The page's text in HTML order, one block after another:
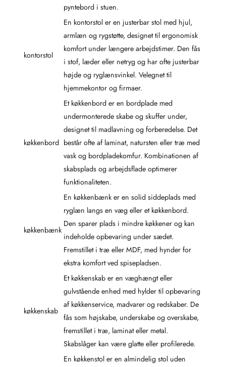
pyntebord i stuen.
kontorstol
En kontorstol er en justerbar stol med hjul,
armlæn og rygstøtte, designet til ergonomisk
komfort under længere arbejdstimer. Den fås
i stof, læder eller netryg og har ofte justerbar
højde og ryglænsvinkel. Velegnet til
hjemmekontor og firmaer.
køkkenbord
Et køkkenbord er en bordplade med
undermonterede skabe og skuffer under,
designet til madlavning og forberedelse. Det
består ofte af laminat, natursten eller træ med
vask og bordpladekomfur. Kombinationen af
skabsplads og arbejdsflade optimerer
funktionaliteten.
køkkenbænk
En køkkenbænk er en solid siddeplads med
ryglæn langs en væg eller et køkkenbord.
Den sparer plads i mindre køkkener og kan
indeholde opbevaring under sædet.
Fremstillet i træ eller MDF, med hynder for
ekstra komfort ved spisepladsen.
køkkenskab
Et køkkenskab er en væghængt eller
gulvstående enhed med hylder til opbevaring
af køkkenservice, madvarer og redskaber. De
fås som højskabe, underskabe og overskabe,
fremstillet i træ, laminat eller metal.
Skabslåger kan være glatte eller profilerede.
En køkkenstol er en almindelig stol uden